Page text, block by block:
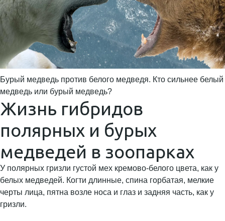
Бурый медведь против белого медведя. Кто сильнее белый
медведь или бурый медведь?
Жизнь гибридов
полярных и бурых
медведей в зоопарках
У полярных гризли густой мех кремово-белого цвета, как у
белых медведей. Когти длинные, спина горбатая, мелкие
черты лица, пятна возле носа и глаз и задняя часть, как у
гризли.